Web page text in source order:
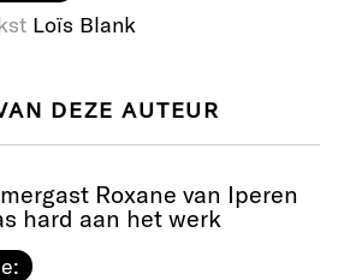
Loïs Blank
DEZE AUTEUR
Roxane van Iperen
hard aan het werk